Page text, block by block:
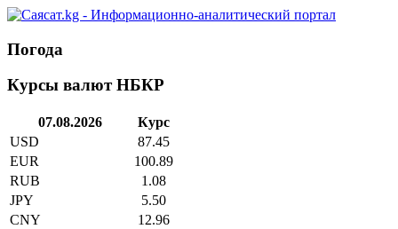
Погода
Курсы валют НБКР
07.08.2026
Курс
USD
87.45
EUR
100.89
RUB
1.08
JPY
5.50
CNY
12.96